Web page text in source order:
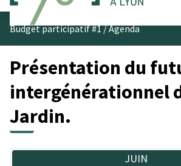
Budget participatif #1/Agenda
Présentation du
intergénérationnel
Jardin.
JUIN